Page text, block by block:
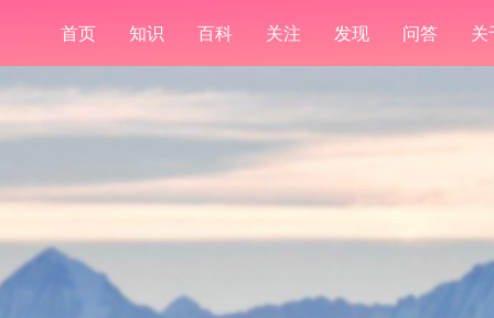
首页 知识 百科 关注 发现 问答 关